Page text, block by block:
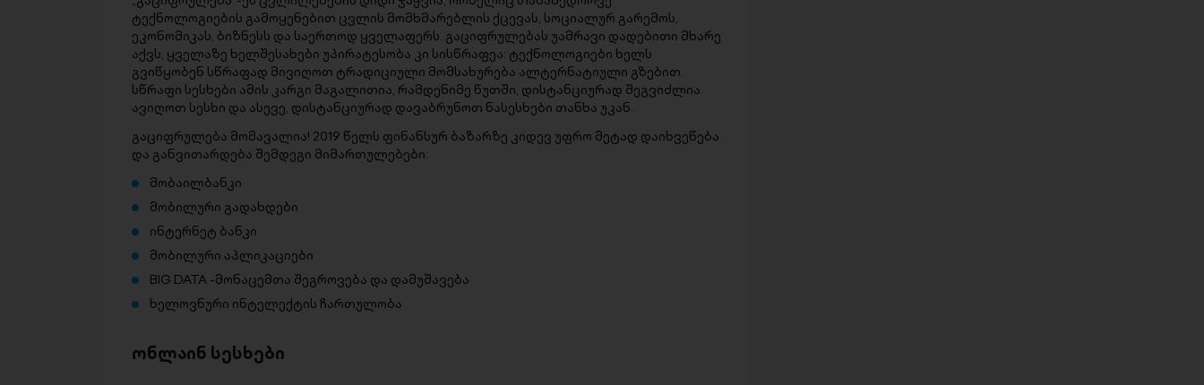
ტექნოლოგიების გამოყენებით ცვლის მომხმარებლის ქცევას, სოციალურ გარემოს,
ეკონომიკას, ბიზნესს და საერთოდ ყველაფერს. გაციფრულებას უამრავი დადებითი მხარე
აქვს, ყველაზე ხელშესახები უპირატესობა კი სისწრაფეა: ტექნოლოგიები ხელს
გვიწყობენ სწრაფად მივიღოთ ტრადიციული მომსახურება ალტერნატიული გზებით.
სწრაფი სესხები ამის კარგი მაგალითია, რამდენიმე წუთში, დისტანციურად შეგვიძლია
ავიღოთ სესხი და ასევე, დისტანციურად დავაბრუნოთ ნასესხები თანხა უკან.
გაციფრულება მომავალია! 2019 წელს ფინანსურ ბაზარზე კიდევ უფრო მეტად დაიხვეწება
და განვითარდება შემდეგი მიმართულებები:
მობაილბანკი
მობილური გადახდები
ინტერნეტ ბანკი
მობილური აპლიკაციები
BIG DATA -მონაცემთა შეგროვება და დამუშავება
ხელოვნური ინტელექტის ჩართულობა
ონლაინ სესხები